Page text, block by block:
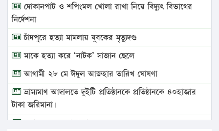
দোকানপাট ও শপিংমল খোলা রাখা নিয়ে বিদ্যুৎ বিভাগের
নির্দেশনা
চাঁদপুরে হত্যা মামলায় যুবকের মৃত্যুদণ্ড
মাকে হত্যা করে ‘নাটক’ সাজান ছেলে
আগামী ২৮ মে ঈদুল আজহার তারিখ ঘোষণা
ভ্রাম্যমাণ আদালতে দুইটি প্রতিষ্ঠানকে প্রতিষ্ঠানকে ৪০হাজার
টাকা জরিমানা।
এবার লঞ্চের ভাড়া বাড়ল